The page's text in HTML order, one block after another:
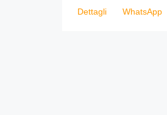
Dettagli WhatsApp